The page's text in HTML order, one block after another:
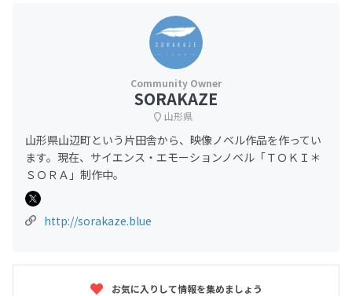
SORAKAZE
山形県
山形県山辺町という片田舎から、映像ノベル作品を作ってい
ます。現在、サイエンス・エモーションノベル「ＴＯＫＩ＊
ＳＯＲＡ」制作中。
http://sorakaze.blue
お気に入りして情報を集めましょう